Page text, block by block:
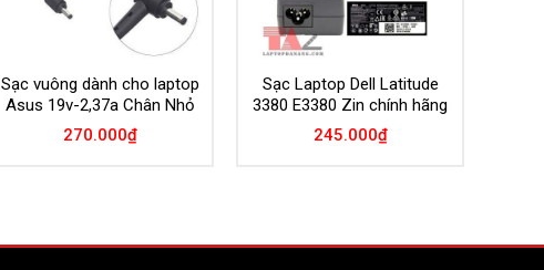
Sạc vuông dành cho laptop
Asus 19v-2,37a Chân Nhỏ
270.000₫
Sạc Laptop Dell Latitude
3380 E3380 Zin chính hãng
245.000₫